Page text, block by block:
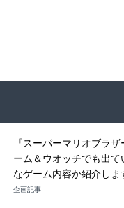
『スーパーマリオブラ
ーム＆ウオッチでも出て
なゲーム内容か紹介しま
企画記事